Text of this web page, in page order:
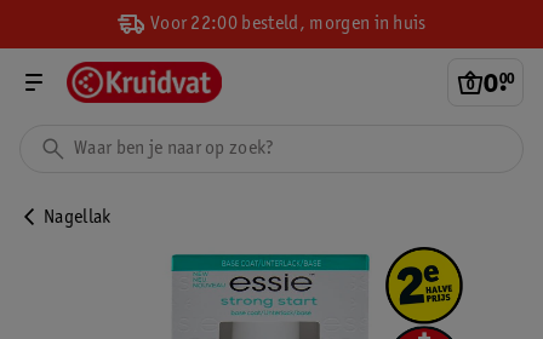
Voor 22:00 besteld, morgen in huis
0.
00
Nagellak